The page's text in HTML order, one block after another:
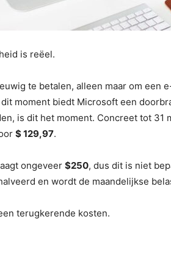
is reëel.
te betalen, alleen maar om een
moment biedt Microsoft een
is dit het moment. Concreet tot 31
$ 129,97.
​​ongeveer $250, dus dit is niet
en wordt de maandelijkse
terugkerende kosten.